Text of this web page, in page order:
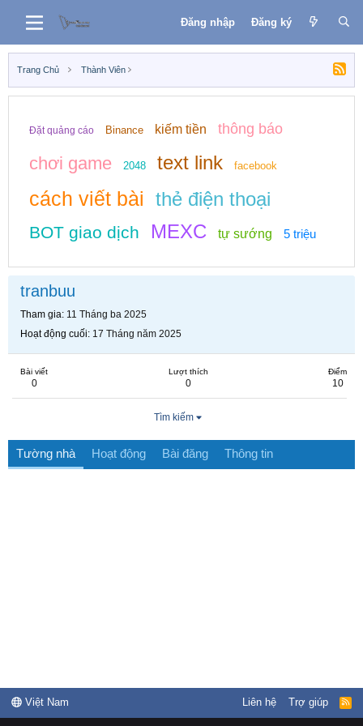
Đăng nhập Đăng ký
Trang Chủ Thành Viên
Đặt quảng cáo Binance kiếm tiền thông báo
chơi game 2048 text link facebook
cách viết bài thẻ điện thoại
BOT giao dịch MEXC tự sướng 5 triệu
tranbuu
Tham gia 11 Tháng ba 2025
Hoạt động cuối 17 Tháng năm 2025
Bài viết
0
Lượt thích
0
Điểm
10
Tìm kiếm
Tường nhà Hoạt động Bài đăng Thông tin
Việt Nam Liên hệ Trợ giúp
R